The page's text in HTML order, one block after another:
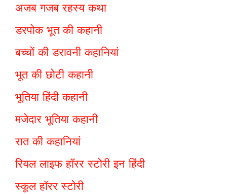
अजब गजब रहस्य कथा
डरपोक भूत की कहानी
बच्चों की डरावनी कहानियां
भूत की छोटी कहानी
भूतिया हिंदी कहानी
मजेदार भूतिया कहानी
रात की कहानियां
रियल लाइफ हॉरर स्टोरी इन हिंदी
स्कूल हॉरर स्टोरी